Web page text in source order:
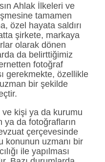
Ahlak İlkeleri ve
tamamen
özel hayata saldırı
şirkete, markaya
olarak dönen
da belirttiğimiz
fotoğraf
gerekmekte, özellikle
bir şekilde
ve kişi ya da kurumu
ya da fotoğrafların
çerçevesinde
konunun uzmanı bir
ile yapılması